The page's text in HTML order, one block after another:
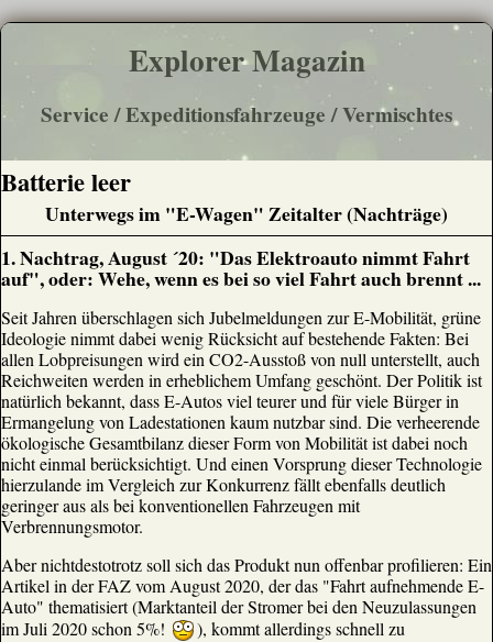
Explorer Magazin
Service / Expeditionsfahrzeuge / Vermischtes
Batterie leer
Unterwegs im "E-Wagen" Zeitalter (Nachträge)
1. Nachtrag, August ´20: "Das Elektroauto nimmt Fahrt
auf", oder: Wehe, wenn es bei so viel Fahrt auch brennt ...
Seit Jahren überschlagen sich Jubelmeldungen zur E-Mobilität, grüne
Ideologie nimmt dabei wenig Rücksicht auf bestehende Fakten: Bei
allen Lobpreisungen wird ein CO2-Ausstoß von null unterstellt, auch
Reichweiten werden in erheblichem Umfang geschönt. Der Politik ist
natürlich bekannt, dass E-Autos viel teurer und für viele Bürger in
Ermangelung von Ladestationen kaum nutzbar sind. Die verheerende
ökologische Gesamtbilanz dieser Form von Mobilität ist dabei noch
nicht einmal berücksichtigt. Und einen Vorsprung dieser Technologie
hierzulande im Vergleich zur Konkurrenz fällt ebenfalls deutlich
geringer aus als bei konventionellen Fahrzeugen mit
Verbrennungsmotor.
Aber nichtdestotrotz soll sich das Produkt nun offenbar profilieren: Ein
Artikel in der FAZ vom August 2020, der das "Fahrt aufnehmende E-
Auto" thematisiert (Marktanteil der Stromer bei den Neuzulassungen
im Juli 2020 schon 5%!
), kommt allerdings schnell zu